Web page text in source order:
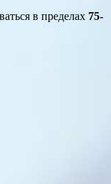
в пределах 75-